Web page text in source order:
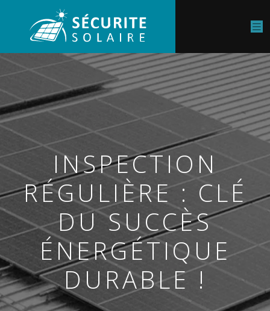
INSPECTION
RÉGULIÈRE : CLÉ
DU SUCCÈS
ÉNERGÉTIQUE
DURABLE !